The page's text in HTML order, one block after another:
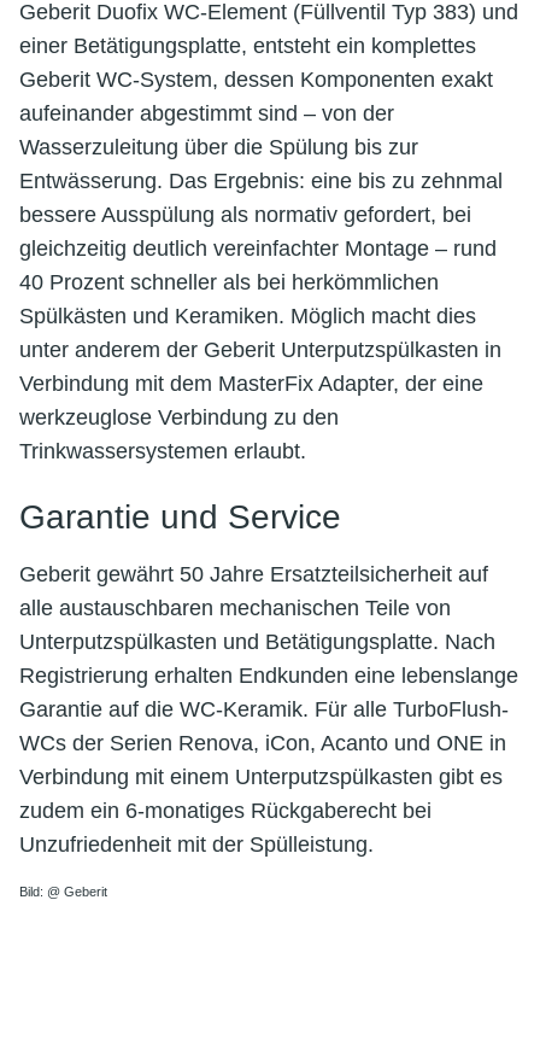
Geberit Duofix WC-Element (Füllventil Typ 383) und
einer Betätigungsplatte, entsteht ein komplettes
Geberit WC-System, dessen Komponenten exakt
aufeinander abgestimmt sind – von der
Wasserzuleitung über die Spülung bis zur
Entwässerung. Das Ergebnis: eine bis zu zehnmal
bessere Ausspülung als normativ gefordert, bei
gleichzeitig deutlich vereinfachter Montage – rund
40 Prozent schneller als bei herkömmlichen
Spülkästen und Keramiken. Möglich macht dies
unter anderem der Geberit Unterputzspülkasten in
Verbindung mit dem MasterFix Adapter, der eine
werkzeuglose Verbindung zu den
Trinkwassersystemen erlaubt.
Garantie und Service
Geberit gewährt 50 Jahre Ersatzteilsicherheit auf
alle austauschbaren mechanischen Teile von
Unterputzspülkasten und Betätigungsplatte. Nach
Registrierung erhalten Endkunden eine lebenslange
Garantie auf die WC-Keramik. Für alle TurboFlush-
WCs der Serien Renova, iCon, Acanto und ONE in
Verbindung mit einem Unterputzspülkasten gibt es
zudem ein 6-monatiges Rückgaberecht bei
Unzufriedenheit mit der Spülleistung.
Bild: @ Geberit